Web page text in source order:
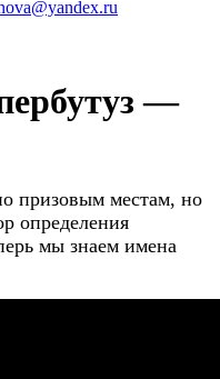
—
призовым местам, но
определения
мы знаем имена